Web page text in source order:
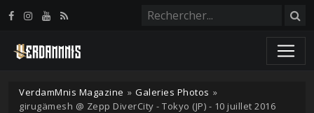
VerdamMnis Magazine » Galeries Photos »
girugämesh @ Zepp DiverCity - Tokyo (JP) - 10 juillet 2016
Panneau de gestion des cookies